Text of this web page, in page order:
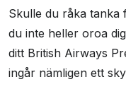
Skulle du råka tanka
du inte heller oroa
ditt British Airways
ingår nämligen ett